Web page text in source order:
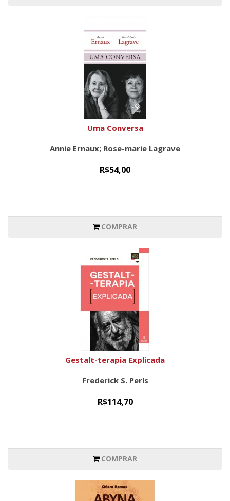
Uma Conversa
Annie Ernaux; Rose-marie Lagrave
R$54,00
COMPRAR
Gestalt-terapia Explicada
Frederick S. Perls
R$114,70
COMPRAR